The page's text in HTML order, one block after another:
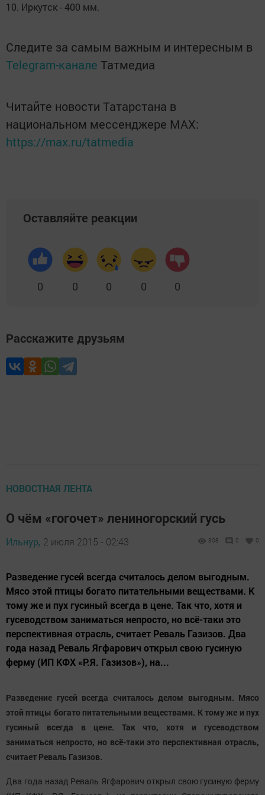
10. Иркутск - 400 мм.
Следите за самым важным и интересным в
Telegram-канале Татмедиа
Читайте новости Татарстана в
национальном мессенджере MАХ:
https://max.ru/tatmedia
Оставляйте реакции
0 0 0 0 0
Расскажите друзьям
НОВОСТНАЯ ЛЕНТА
О чём «гогочет» лениногорский гусь
Ильнур, 2 июля 2015 - 02:43 308 0 0
Разведение гусей всегда считалось делом выгодным.
Мясо этой птицы богато питательными веществами. К
тому же и пух гусиный всегда в цене. Так что, хотя и
гусеводством заниматься непросто, но всё-таки это
перспективная отрасль, считает Реваль Газизов. Два
года назад Реваль Ягфарович открыл свою гусиную
ферму (ИП КФХ «Р.Я. Газизов»), на...
Разведение гусей всегда считалось делом выгодным. Мясо
этой птицы богато питательными веществами. К тому же и пух
гусиный всегда в цене. Так что, хотя и гусеводством
заниматься непросто, но всё-таки это перспективная отрасль,
считает Реваль Газизов.
Два года назад Реваль Ягфарович открыл свою гусиную ферму